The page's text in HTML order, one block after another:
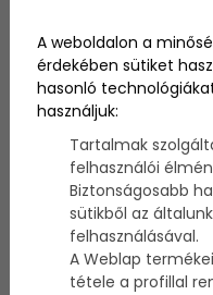
Szerző: admin
2018. július 30.
A weboldalon a
érdekében sütiket
hasonló
használjuk:
Tartalmak
felhasználói
Biztonságosabb
sütikből az
felhasználásával.
A Weblap
tétele a profillal